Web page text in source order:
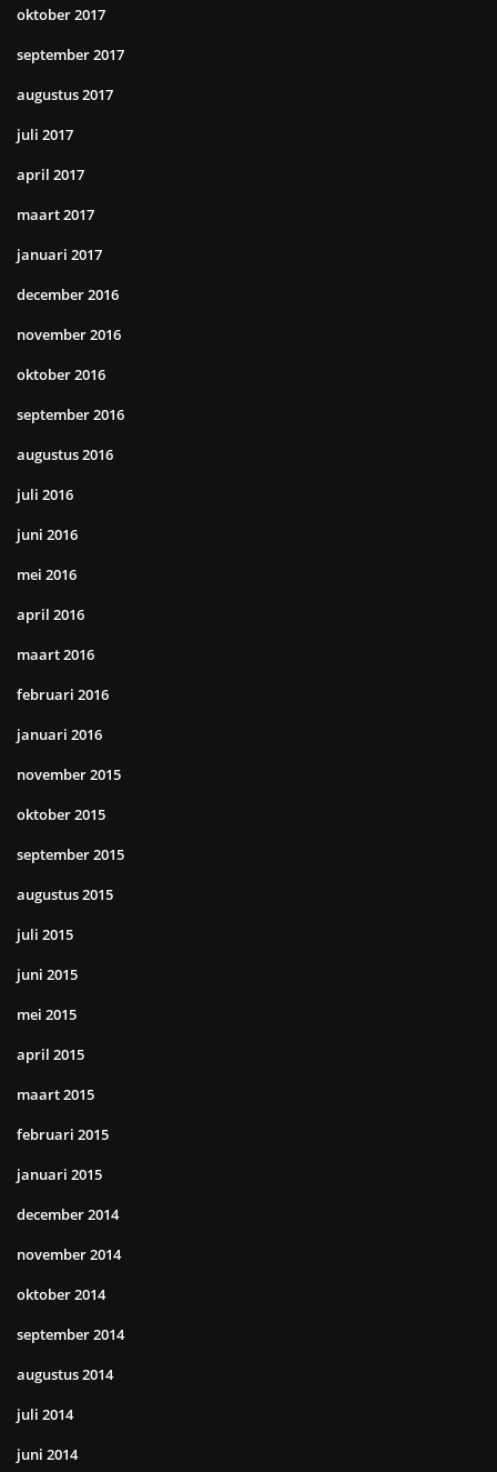
oktober 2017
september 2017
augustus 2017
juli 2017
april 2017
maart 2017
januari 2017
december 2016
november 2016
oktober 2016
september 2016
augustus 2016
juli 2016
juni 2016
mei 2016
april 2016
maart 2016
februari 2016
januari 2016
november 2015
oktober 2015
september 2015
augustus 2015
juli 2015
juni 2015
mei 2015
april 2015
maart 2015
februari 2015
januari 2015
december 2014
november 2014
oktober 2014
september 2014
augustus 2014
juli 2014
juni 2014